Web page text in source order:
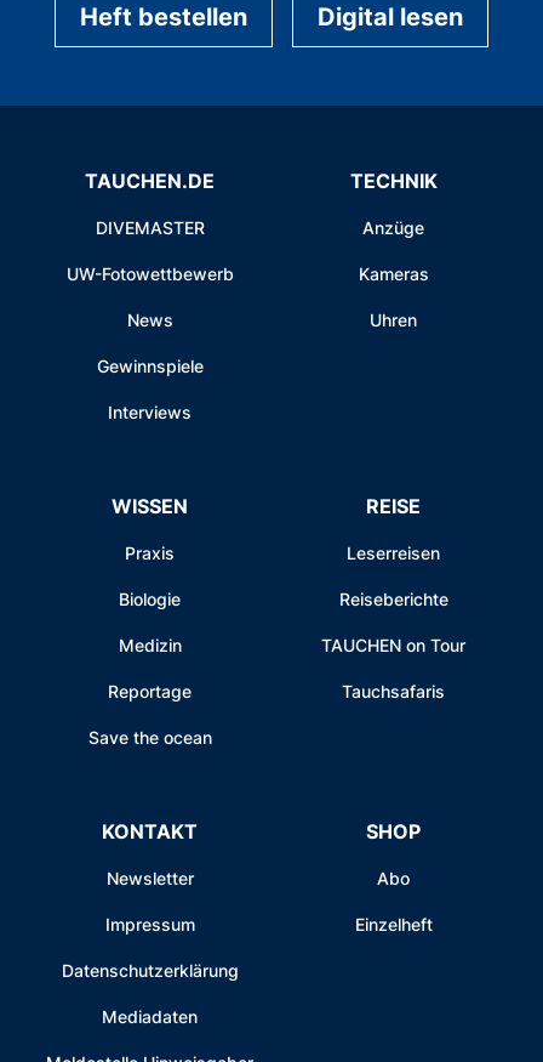
Heft bestellen Digital lesen
TAUCHEN.DE
DIVEMASTER
UW-Fotowettbewerb
News
Gewinnspiele
Interviews
TECHNIK
Anzüge
Kameras
Uhren
WISSEN
Praxis
Biologie
Medizin
Reportage
Save the ocean
REISE
Leserreisen
Reiseberichte
TAUCHEN on Tour
Tauchsafaris
KONTAKT
Newsletter
Impressum
Datenschutzerklärung
Mediadaten
SHOP
Abo
Einzelheft